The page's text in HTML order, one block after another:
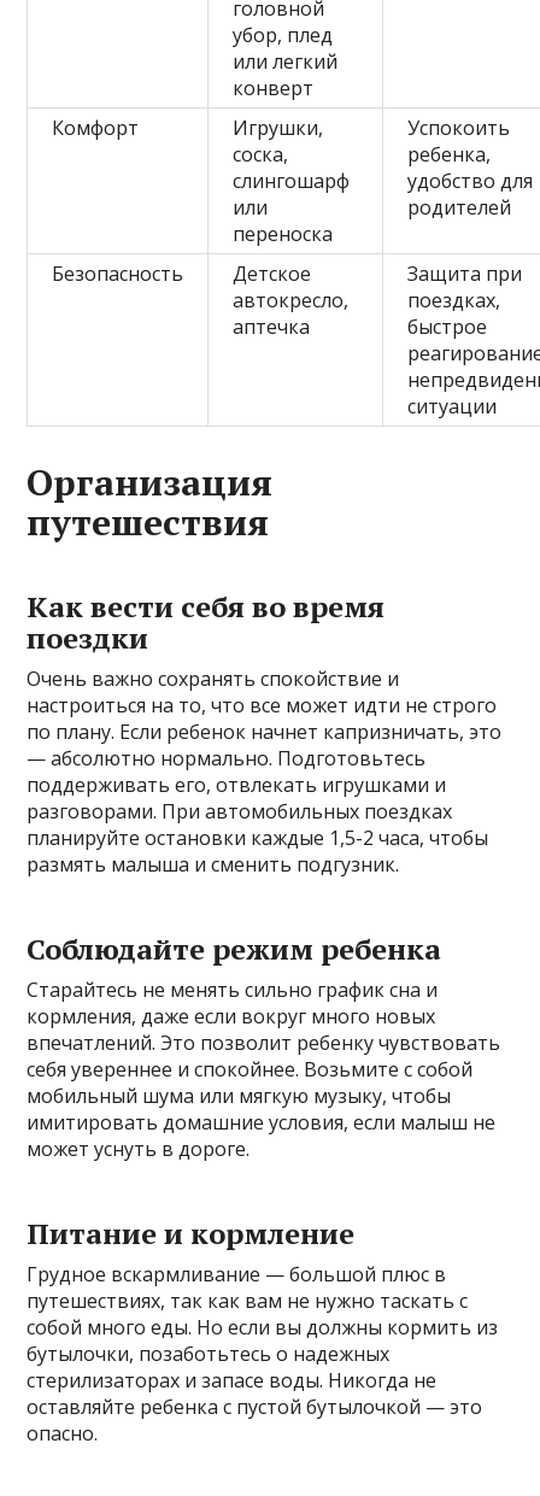
головной
убор, плед
или легкий
конверт
Комфорт
Игрушки,
соска,
слингошарф
или
переноска
Успокоить
ребенка,
удобство для
родителей
Безопасность
Детское
автокресло,
аптечка
Защита при
поездках,
быстрое
ситуации
Организация
путешествия
Как вести себя во время
поездки
Очень важно сохранять спокойствие и
настроиться на то, что все может идти не строго
по плану. Если ребенок начнет капризничать, это
— абсолютно нормально. Подготовьтесь
поддерживать его, отвлекать игрушками и
разговорами. При автомобильных поездках
планируйте остановки каждые 1,5-2 часа, чтобы
размять малыша и сменить подгузник.
Соблюдайте режим ребенка
Старайтесь не менять сильно график сна и
кормления, даже если вокруг много новых
впечатлений. Это позволит ребенку чувствовать
себя увереннее и спокойнее. Возьмите с собой
мобильный шума или мягкую музыку, чтобы
имитировать домашние условия, если малыш не
может уснуть в дороге.
Питание и кормление
Грудное вскармливание — большой плюс в
путешествиях, так как вам не нужно таскать с
собой много еды. Но если вы должны кормить из
бутылочки, позаботьтесь о надежных
стерилизаторах и запасе воды. Никогда не
оставляйте ребенка с пустой бутылочкой — это
опасно.